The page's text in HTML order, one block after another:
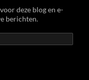
deze blog en e-
berichten.